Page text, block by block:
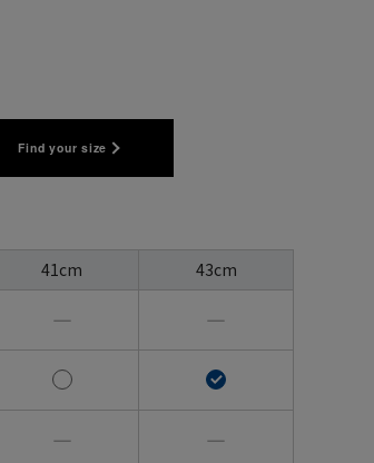
Find your size
41cm 43cm
― ―
― ―